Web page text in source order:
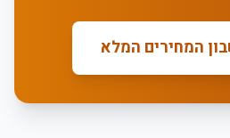
המחירים המלא